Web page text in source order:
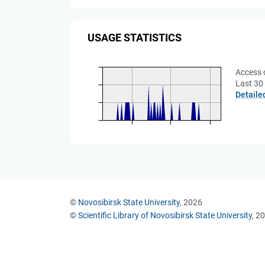
USAGE STATISTICS
Access
Last 30
© Novosibirsk State University, 2026
©Scientific Library of Novosibirsk State University,